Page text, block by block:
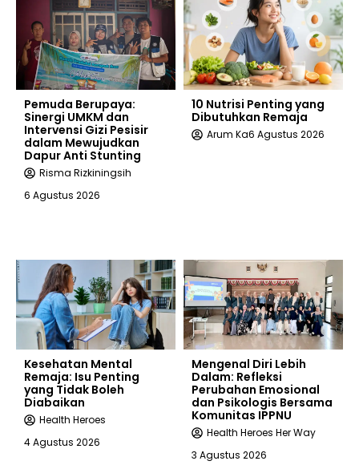
Pemuda Berupaya:
Sinergi UMKM dan
Intervensi Gizi Pesisir
dalam Mewujudkan
Dapur Anti Stunting
Risma Rizkiningsih
6 Agustus 2026
10 Nutrisi Penting yang
Dibutuhkan Remaja
Arum Ka6 Agustus 2026
Kesehatan Mental
Remaja: Isu Penting
yang Tidak Boleh
Diabaikan
Health Heroes
4 Agustus 2026
Mengenal Diri Lebih
Dalam: Refleksi
Perubahan Emosional
dan Psikologis Bersama
Komunitas IPPNU
Health Heroes Her Way
3 Agustus 2026